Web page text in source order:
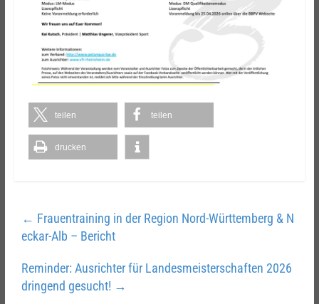
teilen teilen
drucken
← Frauentraining in der Region Nord-Württemberg & N
eckar-Alb – Bericht
Reminder: Ausrichter für Landesmeisterschaften 2026
dringend gesucht! →